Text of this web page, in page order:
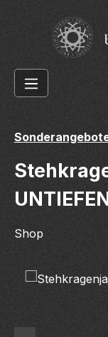
Zum Hauptinhalt
Shop
Bildergalerie